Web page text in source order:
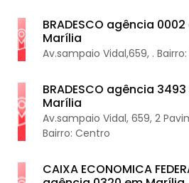
BRADESCO agência
Marília
Av.sampaio Vidal,659, .
BRADESCO agência
Marília
Av.sampaio Vidal, 659, 2
Bairro: Centro
CAIXA ECONOMICA